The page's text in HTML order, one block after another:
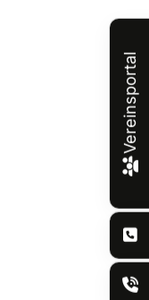
Vereinsportal